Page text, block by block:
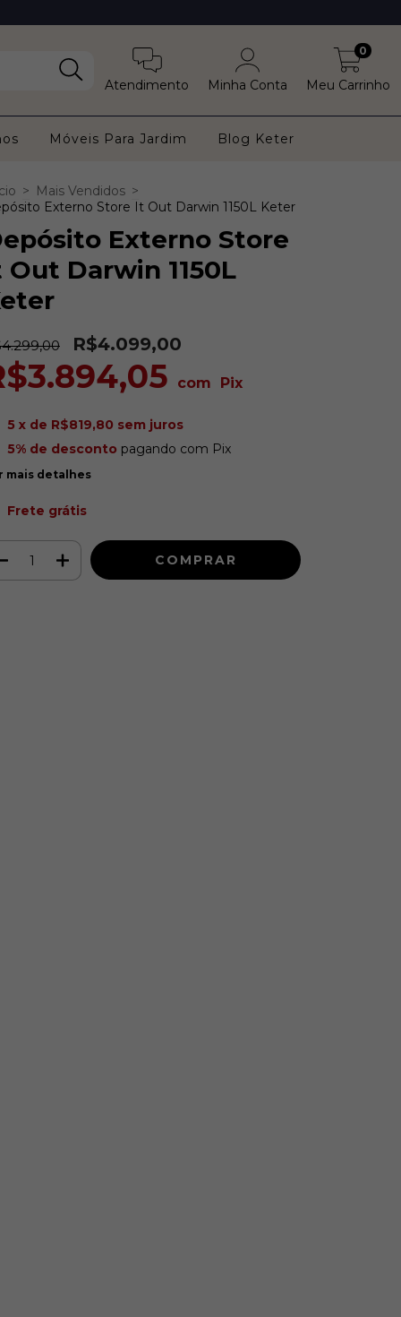
Atendimento Minha Conta Meu Carrinho
0
Móveis Para Jardim Blog Keter
> Mais Vendidos >
Externo Store It Out Darwin 1150L Keter
Externo Store
Out Darwin 1150L
R$4.099,00
com Pix
5 x de R$819,80 sem juros
5% de desconto pagando com Pix
mais detalhes
Frete grátis